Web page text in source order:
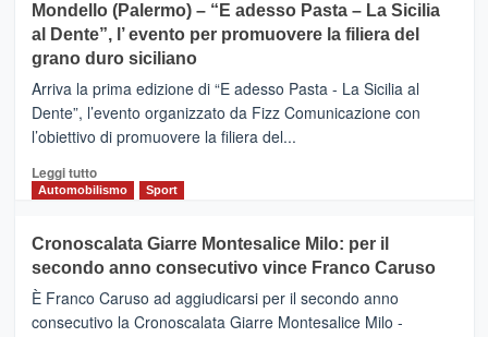
e
messaggi
di
CASTIGLIONE
DI
SICILIA
(Ct)
Il
Borgo
Gusto,
il
tra
sapori
e
vicoli
medievali
Mondello (Palermo) – “E adesso Pasta – La Sicilia
al Dente”, l’ evento per promuovere la filiera del
grano duro siciliano
Arriva la prima edizione di “E adesso Pasta - La Sicilia al
Dente”, l’evento organizzato da Fizz Comunicazione con
l’obiettivo di promuovere la filiera del...
Leggi tuttoLeggi
di
Mondello
(Palermo)
–
“E
Automobilismo Sport
Cronoscalata Giarre Montesalice Milo: per il
secondo anno consecutivo vince Franco Caruso
È Franco Caruso ad aggiudicarsi per il secondo anno
consecutivo la Cronoscalata Giarre Montesalice Milo -